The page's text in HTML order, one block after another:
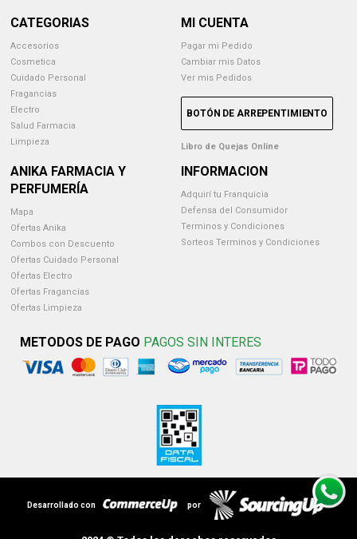
CATEGORIAS
Accesorios
Cosmetica
Cuidado Personal
Fragancias
Electro
Salud Farmacia
Limpieza
MI CUENTA
Pagar mi Pedido
Cambiar mis Datos
Ver mis Pedidos
BOTÓN DE ARREPENTIMIENTO
Libro de Quejas Online
ANIKA FARMACIA Y
PERFUMERÍA
Mapa
Ofertas Anika
Combos con Descuento
Ofertas Cuidado Personal
Ofertas Electro
Ofertas Fragancias
Ofertas Limpieza
INFORMACION
Adquirí tu Franquicia
Defensa del Consumidor
Terminos y Condiciones
Sorteos Terminos y Condiciones
METODOS DE PAGO PAGOS SIN INTERES
Desarrollado con por